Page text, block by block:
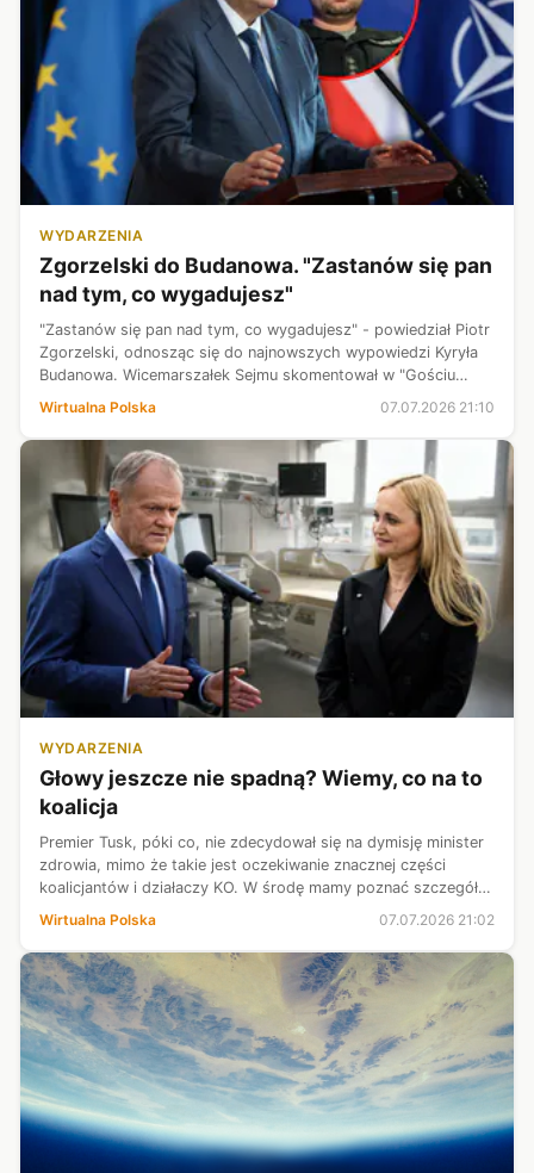
WYDARZENIA
Zgorzelski do Budanowa. "Zastanów się pan
nad tym, co wygadujesz"
"Zastanów się pan nad tym, co wygadujesz" - powiedział Piotr
Zgorzelski, odnosząc się do najnowszych wypowiedzi Kyryła
Budanowa. Wicemarszałek Sejmu skomentował w "Gościu
Wydarzeń" Polsat News ukraińskie stanowisko wobec zbrodni
Wirtualna Polska 07.07.2026 21:10
WYDARZENIA
Głowy jeszcze nie spadną? Wiemy, co na to
koalicja
Premier Tusk, póki co, nie zdecydował się na dymisję minister
zdrowia, mimo że takie jest oczekiwanie znacznej części
koalicjantów i działaczy KO. W środę mamy poznać szczegóły
reformy w ochronie zdrowia. Rozmówcy WP spodziewają się,
Wirtualna Polska 07.07.2026 21:02